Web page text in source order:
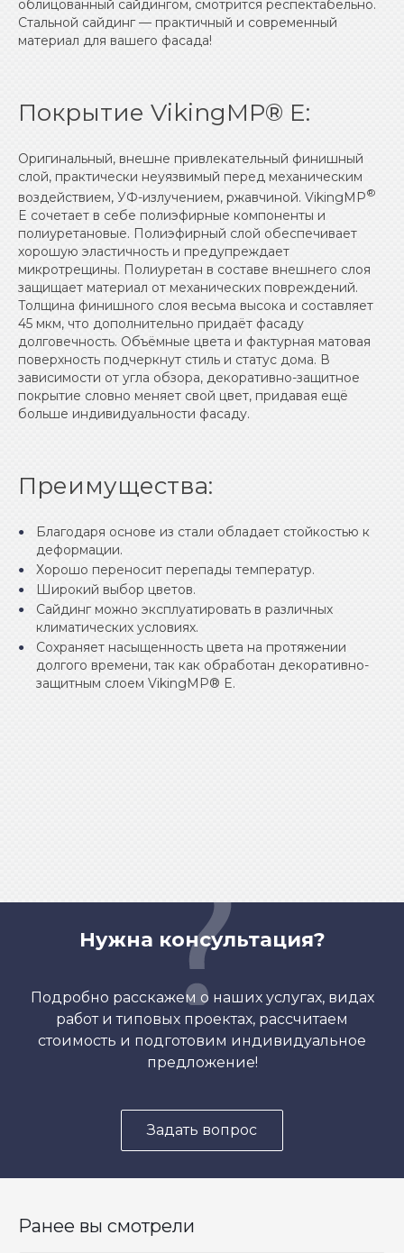
облицованный сайдингом, смотрится респектабельно.
Стальной сайдинг — практичный и современный
материал для вашего фасада!
Покрытие VikingMP® E:
Оригинальный, внешне привлекательный финишный
слой, практически неуязвимый перед механическим
воздействием, УФ-излучением, ржавчиной. VikingMP®
E сочетает в себе полиэфирные компоненты и
полиуретановые. Полиэфирный слой обеспечивает
хорошую эластичность и предупреждает
микротрещины. Полиуретан в составе внешнего слоя
защищает материал от механических повреждений.
Толщина финишного слоя весьма высока и составляет
45 мкм, что дополнительно придаёт фасаду
долговечность. Объёмные цвета и фактурная матовая
поверхность подчеркнут стиль и статус дома. В
зависимости от угла обзора, декоративно-защитное
покрытие словно меняет свой цвет, придавая ещё
больше индивидуальности фасаду.
Преимущества:
Благодаря основе из стали обладает стойкостью к
деформации.
Хорошо переносит перепады температур.
Широкий выбор цветов.
Сайдинг можно эксплуатировать в различных
климатических условиях.
Сохраняет насыщенность цвета на протяжении
долгого времени, так как обработан декоративно-
защитным слоем VikingMP® E.
Нужна консультация?
Подробно расскажем о наших услугах, видах
работ и типовых проектах, рассчитаем
стоимость и подготовим индивидуальное
предложение!
Задать вопрос
Ранее вы смотрели